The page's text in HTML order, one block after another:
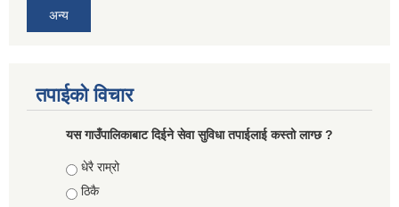
अन्य
तपाईको विचार
यस गाउँपालिकाबाट दिईने सेवा सुविधा तपाईलाई कस्तो लाग्छ ?
Choices
धेरै राम्रो
ठिकै